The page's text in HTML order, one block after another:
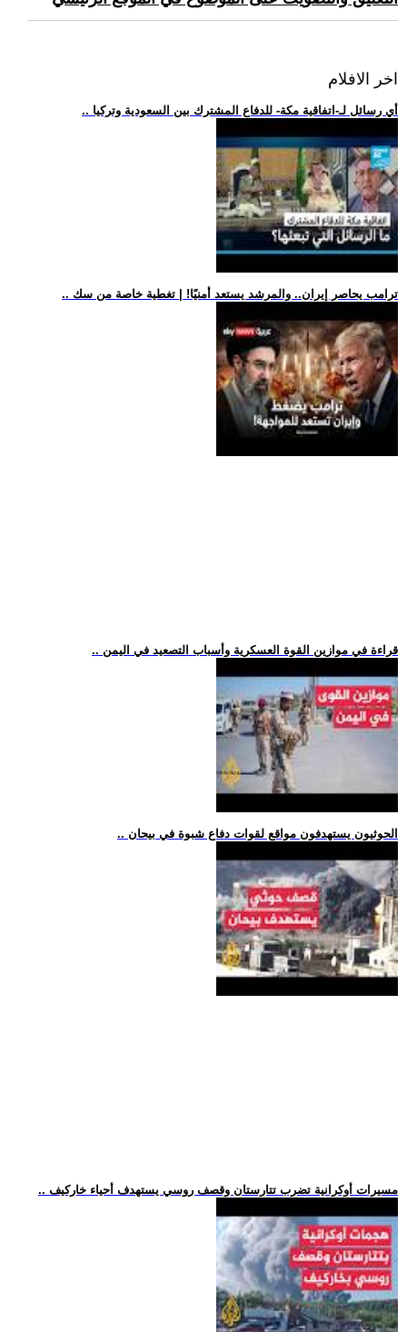
اخر الافلام
.. أي رسائل لـ-اتفاقية مكة- للدفاع المشترك بين السعودية وتركيا
.. ترامب يحاصر إيران.. والمرشد يستعد أمنيًا! | تغطية خاصة من سك
.. قراءة في موازين القوة العسكرية وأسباب التصعيد في اليمن
.. الحوثيون يستهدفون مواقع لقوات دفاع شبوة في بيحان
.. مسيرات أوكرانية تضرب تتارستان وقصف روسي يستهدف أحياء خاركيف